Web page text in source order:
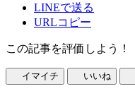
LINEで送る
URLコピー
この記事を評価しよう！
イマイチ いいね